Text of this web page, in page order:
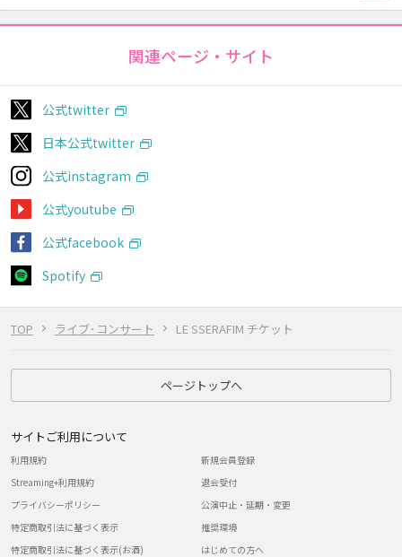
TOP ライブ･コンサート LE SSERAFIM チケット
関連ページ・サイト
公式twitter
日本公式twitter
公式instagram
公式youtube
公式facebook
Spotify
ページトップへ
サイトご利用について
利用規約
Streaming+利用規約
プライバシーポリシー
特定商取引法に基づく表示
特定商取引法に基づく表示(お酒)
新規会員登録
退会受付
公演中止・延期・変更
推奨環境
はじめての方へ